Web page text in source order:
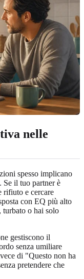
nelle
spesso implicano
Se il tuo partner è
rifiuto e cercare
con EQ più alto
turbato o hai solo
gestiscono il
senza umiliare
di "Questo non ha
pretendere che